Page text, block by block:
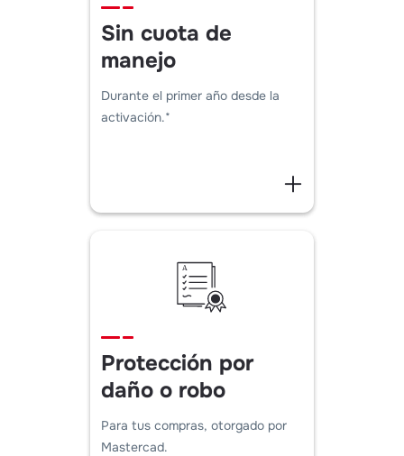
Sin cuota de
manejo
Durante el primer año desde la
activación.*
Protección por
daño o robo
Para tus compras, otorgado por
Mastercad.